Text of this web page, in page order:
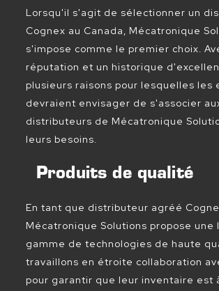
Lorsqu'il s'agit de sélectionner un
Cognex au Canada, Mécatronique
s'impose comme le premier choix.
réputation et un historique
plusieurs raisons pour lesquelles les
devraient envisager de s'associer
distributeurs de Mécatronique
leurs besoins.
Produits de qualité
En tant que distributeur agréé
Mécatronique Solutions propose une
gamme de technologies de haute
travaillons en étroite collaboration
pour garantir que leur inventaire est